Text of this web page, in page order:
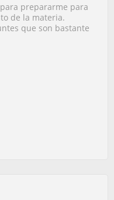
prepararme para
de la materia.
que son bastante